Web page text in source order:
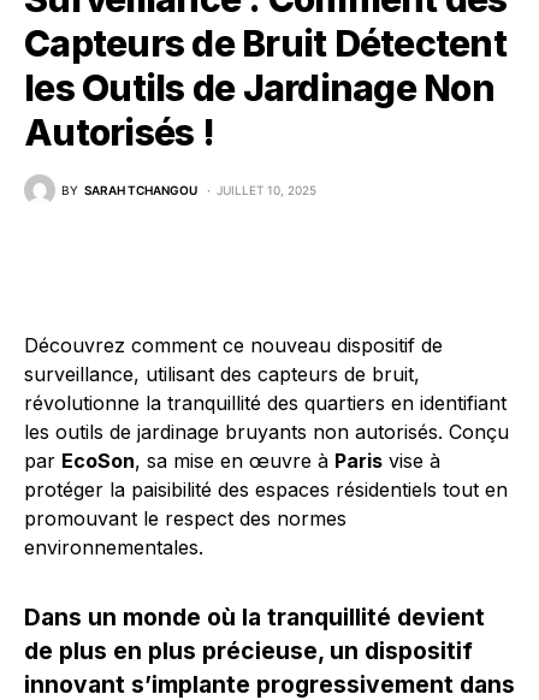
Capteurs de Bruit Détectent
les Outils de Jardinage Non
Autorisés !
BY SARAH TCHANGOU JUILLET 10, 2025
Découvrez comment ce nouveau dispositif de
surveillance, utilisant des capteurs de bruit,
révolutionne la tranquillité des quartiers en identifiant
les outils de jardinage bruyants non autorisés. Conçu
par EcoSon, sa mise en œuvre à Paris vise à
protéger la paisibilité des espaces résidentiels tout en
promouvant le respect des normes
environnementales.
Dans un monde où la tranquillité devient
de plus en plus précieuse, un dispositif
innovant s’implante progressivement dans